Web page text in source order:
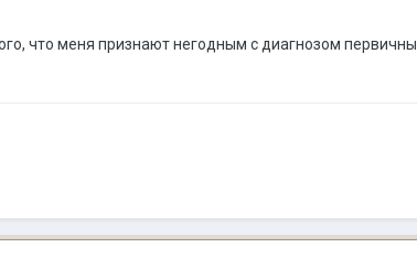
что меня признают негодным с диагнозом